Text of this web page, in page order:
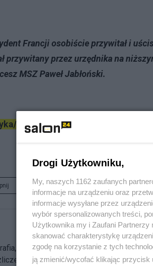
Francji osobiście przywitał i
przywitany przez urzędnika na
MSZ Paweł Jabłoński.
739619-tak-macron-
Lubię to! Skomentuj 25
mieszkania, ETS,
Drogi Użytkowniku,
My, naszych 1162 zaufanych
informacje na urządzeniu oraz
informacje wysyłane przez
wybór spersonalizowanych treści,
Użytkownika my i Zaufani
skanować charakterystykę
zgodę na korzystanie z tych
ją zmienić/wycofać klikając